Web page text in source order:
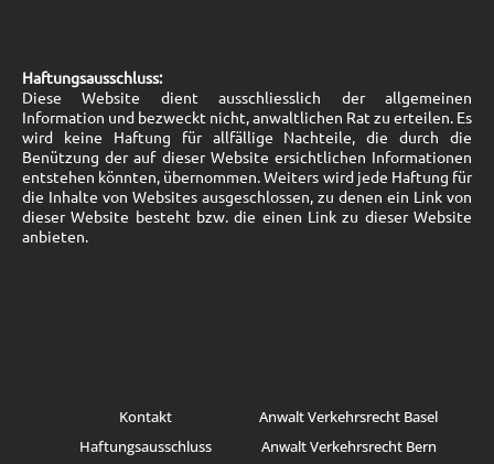
Haftungsausschluss:
Diese Website dient ausschliesslich der allgemeinen
Information und bezweckt nicht, anwaltlichen Rat zu erteilen. Es
wird keine Haftung für allfällige Nachteile, die durch die
Benützung der auf dieser Website ersichtlichen Informationen
entstehen könnten, übernommen. Weiters wird jede Haftung für
die Inhalte von Websites ausgeschlossen, zu denen ein Link von
dieser Website besteht bzw. die einen Link zu dieser Website
anbieten.
Kontakt
Haftungsausschluss
Anwalt Verkehrsrecht Basel
Anwalt Verkehrsrecht Bern